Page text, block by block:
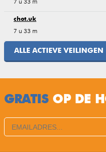
7 u 33 m
chot.uk
7 u 33 m
ALLE ACTIEVE VEILINGEN
GRATIS OP DE